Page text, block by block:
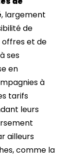
, largement
de
et de
ses
en
à
tarifs
leurs
ailleurs
comme la